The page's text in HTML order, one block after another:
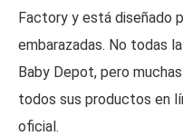
Factory y está diseñado
embarazadas. No todas
Baby Depot, pero
todos sus productos en
oficial.